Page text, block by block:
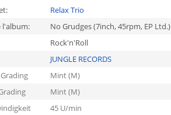
Relax Trio
l'album:
No Grudges (7inch, 45rpm, EP Ltd.)
Rock'n'Roll
JUNGLE RECORDS
Mint (M)
Mint (M)
45 U/min